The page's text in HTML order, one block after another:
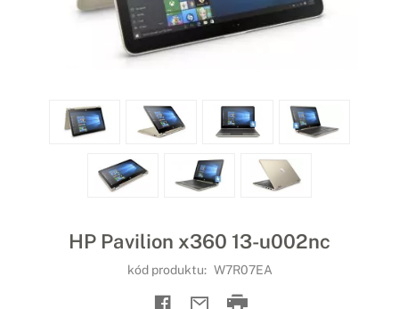
HP Pavilion x360 13-u002nc
kód produktu: W7R07EA